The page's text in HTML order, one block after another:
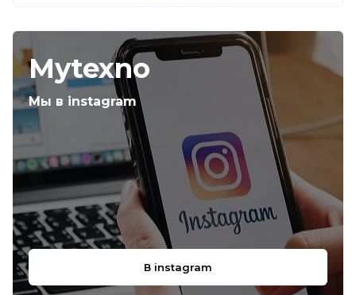
Mytexno
Мы в instagram
В instagram